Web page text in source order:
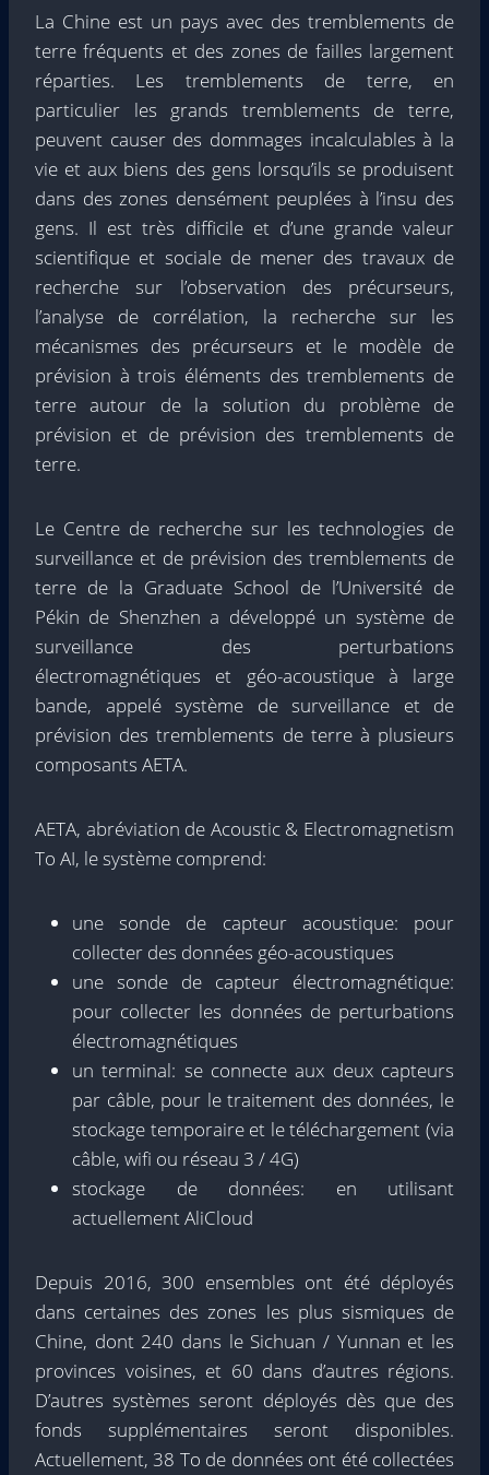
La Chine est un pays avec des tremblements de
terre fréquents et des zones de failles largement
réparties. Les tremblements de terre, en
particulier les grands tremblements de terre,
peuvent causer des dommages incalculables à la
vie et aux biens des gens lorsqu’ils se produisent
dans des zones densément peuplées à l’insu des
gens. Il est très difficile et d’une grande valeur
scientifique et sociale de mener des travaux de
recherche sur l’observation des précurseurs,
l’analyse de corrélation, la recherche sur les
mécanismes des précurseurs et le modèle de
prévision à trois éléments des tremblements de
terre autour de la solution du problème de
prévision et de prévision des tremblements de
terre.
Le Centre de recherche sur les technologies de
surveillance et de prévision des tremblements de
terre de la Graduate School de l’Université de
Pékin de Shenzhen a développé un système de
surveillance des perturbations
électromagnétiques et géo-acoustique à large
bande, appelé système de surveillance et de
prévision des tremblements de terre à plusieurs
composants AETA.
AETA, abréviation de Acoustic & Electromagnetism
To AI, le système comprend:
une sonde de capteur acoustique: pour
collecter des données géo-acoustiques
une sonde de capteur électromagnétique:
pour collecter les données de perturbations
électromagnétiques
un terminal: se connecte aux deux capteurs
par câble, pour le traitement des données, le
stockage temporaire et le téléchargement (via
câble, wifi ou réseau 3 / 4G)
stockage de données: en utilisant
actuellement AliCloud
Depuis 2016, 300 ensembles ont été déployés
dans certaines des zones les plus sismiques de
Chine, dont 240 dans le Sichuan / Yunnan et les
provinces voisines, et 60 dans d’autres régions.
D’autres systèmes seront déployés dès que des
fonds supplémentaires seront disponibles.
Actuellement, 38 To de données ont été collectées